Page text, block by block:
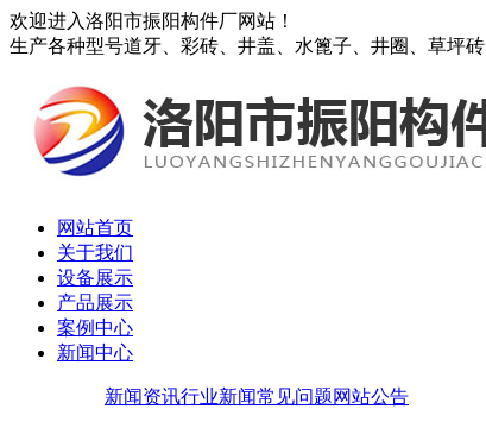
欢迎进入洛阳市振阳构件厂网站！
生产各种型号道牙、彩砖、井盖、水篦子、井圈、草坪砖
网站首页
关于我们
设备展示
产品展示
案例中心
新闻中心
新闻资讯行业新闻常见问题网站公告